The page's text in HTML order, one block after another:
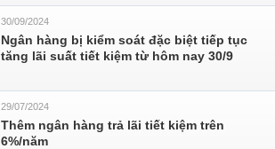
30/09/2024
Ngân hàng bị kiểm soát đặc biệt tiếp tục
tăng lãi suất tiết kiệm từ hôm nay 30/9
29/07/2024
Thêm ngân hàng trả lãi tiết kiệm trên
6%/năm